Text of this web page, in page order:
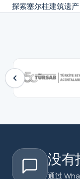
探索塞尔柱建筑遗
没有
通过